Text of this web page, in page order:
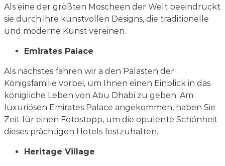
Als eine der größten Moscheen der Welt beeindruckt
sie durch ihre kunstvollen Designs, die traditionelle
und moderne Kunst vereinen.
Emirates Palace
Als nächstes fahren wir a den Palästen der
Königsfamilie vorbei, um Ihnen einen Einblick in das
königliche Leben von Abu Dhabi zu geben. Am
luxuriösen Emirates Palace angekommen, haben Sie
Zeit für einen Fotostopp, um die opulente Schönheit
dieses prächtigen Hotels festzuhalten.
Heritage Village